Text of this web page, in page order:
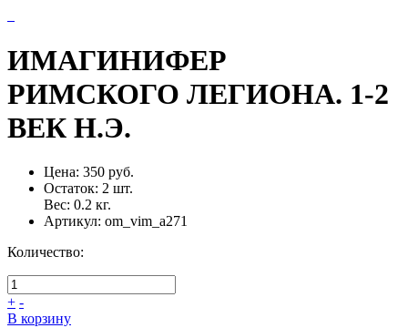
ИМАГИНИФЕР
РИМСКОГО ЛЕГИОНА. 1-2
ВЕК Н.Э.
Цена: 350 руб.
Остаток: 2 шт.
Вес: 0.2 кг.
Артикул: om_vim_a271
Количество:
+ -
В корзину